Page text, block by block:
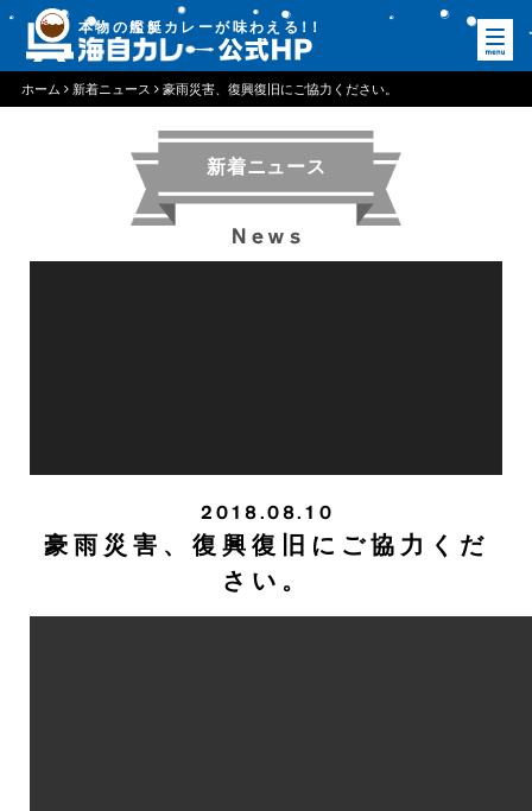
本物の艦艇カレーが味わえる ！！
ホーム 新着ニュース 豪雨災害、復興復旧にご協力ください。
新着ニュース
News
2018.08.10
豪雨災害、復興復旧にご協力くだ
さい。